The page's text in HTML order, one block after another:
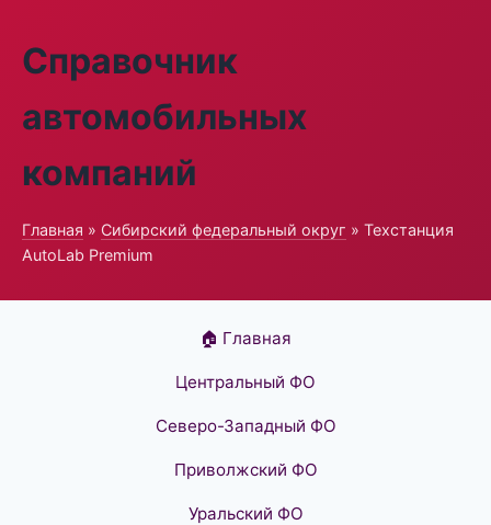
Справочник
автомобильных
компаний
Главная » Сибирский федеральный округ » Техстанция
AutoLab Premium
🏠 Главная
Центральный ФО
Северо-Западный ФО
Приволжский ФО
Уральский ФО